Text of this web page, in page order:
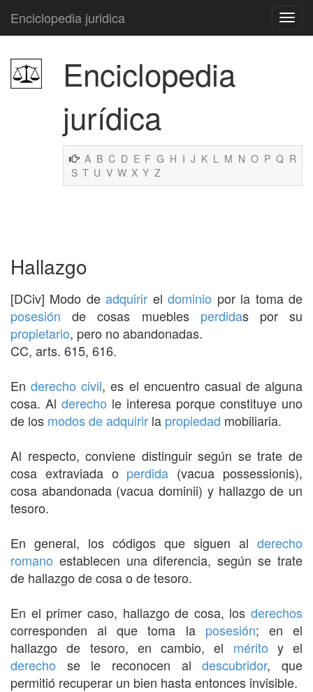
Enciclopedia juridica
Enciclopedia
jurídica
A B C D E F G H I J K L M N O P Q R
S T U V W X Y Z
Hallazgo
[DCiv] Modo deadquirir eldominio por la toma de
posesión de cosas muebles perdidas por su
propietario, pero no abandonadas.
CC, arts. 615, 616.
Enderecho civil, es el encuentro casual de alguna
cosa. Al derecho le interesa porque constituye uno
de los modos de adquirir la propiedad mobiliaria.
Al respecto, conviene distinguir según se trate de
cosa extraviada o perdida (vacua possessionis),
cosa abandonada (vacua dominii) y hallazgo de un
tesoro.
En general, los códigos que siguen al derecho
romano establecen una diferencia, según se trate
de hallazgo de cosa o de tesoro.
En el primer caso, hallazgo de cosa, los derechos
corresponden al que toma la posesión; en el
hallazgo de tesoro, en cambio, el mérito y el
derecho se le reconocen aldescubridor, que
permitió recuperar un bien hasta entonces invisible.